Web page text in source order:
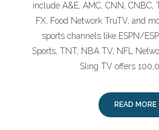
include A&E, AMC, CNN, CNBC,
FX, Food Network TruTV, and
sports channels like ESPN/
Sports, TNT, NBA TV, NFL
Sling TV offers
READ MORE